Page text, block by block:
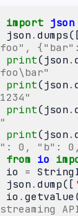
import json
json . dumps
print(json .
print(json .
print(json .
print(json .
0, "b":
from io
io =
json . dump([
io . getvalue